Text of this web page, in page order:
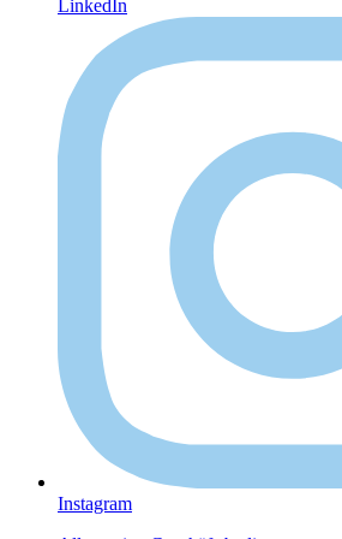
LinkedIn
Instagram